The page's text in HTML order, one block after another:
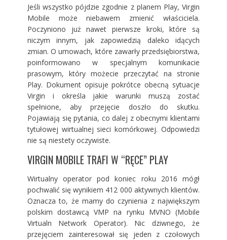
Jeśli wszystko pójdzie zgodnie z planem Play, Virgin
Mobile może niebawem zmienić właściciela.
Poczyniono już nawet pierwsze kroki, które są
niczym innym, jak zapowiedzią daleko idących
zmian. O umowach, które zawarły przedsiębiorstwa,
poinformowano w specjalnym komunikacie
prasowym, który możecie przeczytać na stronie
Play. Dokument opisuje pokrótce obecną sytuacje
Virgin i określa jakie warunki muszą zostać
spełnione, aby przejęcie doszło do skutku.
Pojawiają się pytania, co dalej z obecnymi klientami
tytułowej wirtualnej sieci komórkowej. Odpowiedzi
nie są niestety oczywiste.
VIRGIN MOBILE TRAFI W “RĘCE” PLAY
Wirtualny operator pod koniec roku 2016 mógł
pochwalić się wynikiem 412 000 aktywnych klientów.
Oznacza to, że mamy do czynienia z największym
polskim dostawcą VMP na rynku MVNO (Mobile
Virtualn Network Operator). Nic dziwnego, że
przejęciem zainteresował się jeden z czołowych